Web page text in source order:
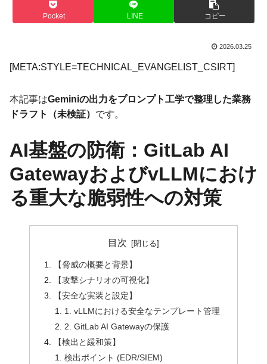
Pocket LINE コピー
2026.03.25
[META:STYLE=TECHNICAL_EVANGELIST_CSIRT]
本記事はGeminiの出力をプロンプト工学で整理した業務
ドラフト（未検証） です。
AI基盤の防衛：GitLab AI
GatewayおよびvLLMにおけ
る重大な脆弱性への対策
目次
【脅威の概要と背景】
【攻撃シナリオの可視化】
【安全な実装と設定】
1. vLLMにおける安全なテンプレート管理
2. GitLab AI Gatewayの保護
【検出と緩和策】
検出ポイント (EDR/SIEM)